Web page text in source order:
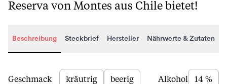
Reserva von Montes aus Chile bietet!
Beschreibung Steckbrief Hersteller Nährwerte & Zutaten
Beschreibung
Geschmack kräutrig beerig Alkohol 14 %